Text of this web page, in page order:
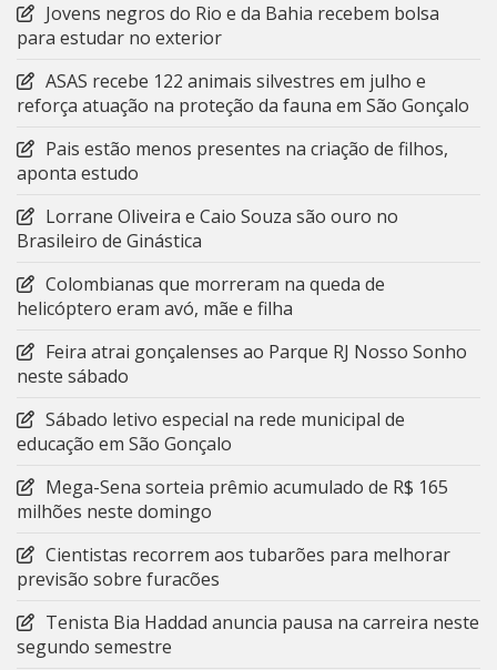
Jovens negros do Rio e da Bahia recebem bolsa
para estudar no exterior
ASAS recebe 122 animais silvestres em julho e
reforça atuação na proteção da fauna em São Gonçalo
Pais estão menos presentes na criação de filhos,
aponta estudo
Lorrane Oliveira e Caio Souza são ouro no
Brasileiro de Ginástica
Colombianas que morreram na queda de
helicóptero eram avó, mãe e filha
Feira atrai gonçalenses ao Parque RJ Nosso Sonho
neste sábado
Sábado letivo especial na rede municipal de
educação em São Gonçalo
Mega-Sena sorteia prêmio acumulado de R$ 165
milhões neste domingo
Cientistas recorrem aos tubarões para melhorar
previsão sobre furacões
Tenista Bia Haddad anuncia pausa na carreira neste
segundo semestre